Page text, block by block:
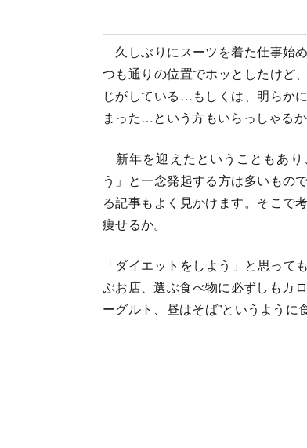
久しぶりにスーツを着た仕事始
つも通りの位置でホッとしたけど
じがしている…もしくは、明らか
まった…という方もいらっしゃるか
新年を迎えたということもあり
う」と一念発起する方は多いもの
る記事もよく見かけます。そこで
痩せるか。
「ダイエットをしよう」と思っ
ぶお店、選ぶ食べ物に必ずしもカ
ーグルト、昼はそば”というように